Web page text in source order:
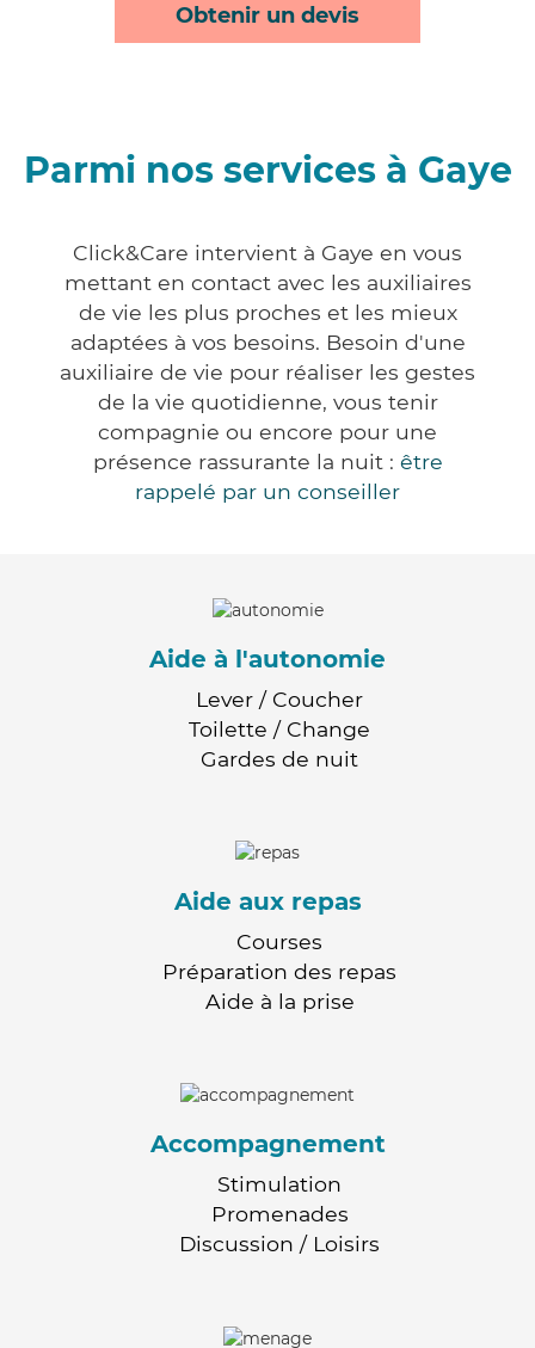
Obtenir un devis
Parmi nos services à Gaye
Click&Care intervient à Gaye en vous
mettant en contact avec les auxiliaires
de vie les plus proches et les mieux
adaptées à vos besoins. Besoin d'une
auxiliaire de vie pour réaliser les gestes
de la vie quotidienne, vous tenir
compagnie ou encore pour une
présence rassurante la nuit : être
rappelé par un conseiller
Aide à l'autonomie
Lever / Coucher
Toilette / Change
Gardes de nuit
Aide aux repas
Courses
Préparation des repas
Aide à la prise
Accompagnement
Stimulation
Promenades
Discussion / Loisirs